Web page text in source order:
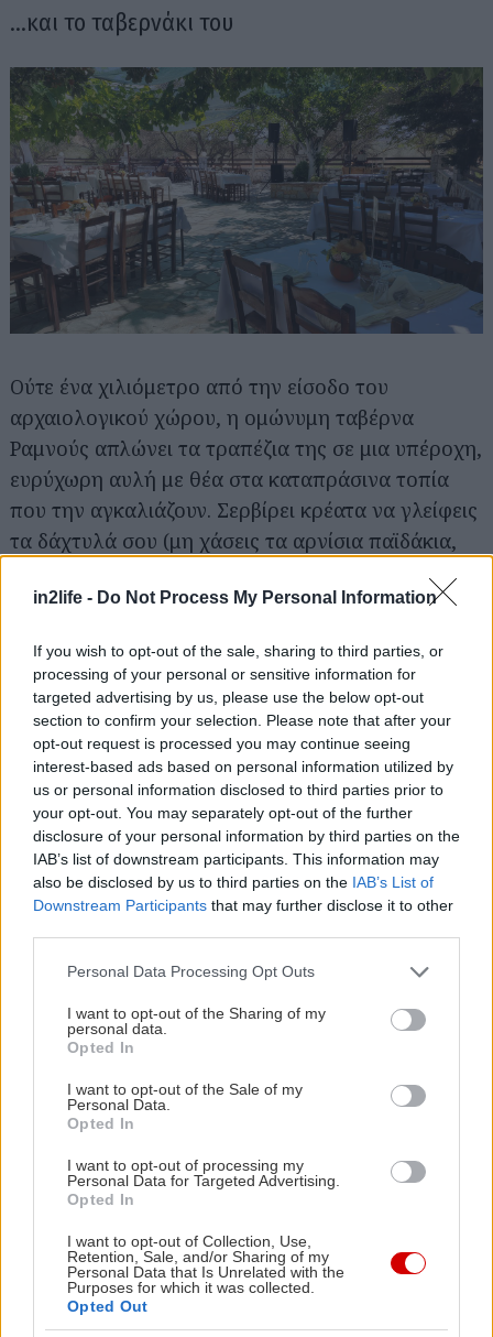
in2life - Do Not Process My Personal Information
If you wish to opt-out of the sale, sharing to third parties, or
processing of your personal or sensitive information for
targeted advertising by us, please use the below opt-out
section to confirm your selection. Please note that after your
opt-out request is processed you may continue seeing
interest-based ads based on personal information utilized by
us or personal information disclosed to third parties prior to
your opt-out. You may separately opt-out of the further
disclosure of your personal information by third parties on the
IAB’s list of downstream participants. This information may
also be disclosed by us to third parties on the IAB’s List of
Downstream Participants that may further disclose it to other
Please note that this website/app uses one or more Google
not limited to your visit or usage behaviour. You may click to
grant or deny consent to Google and its third-party tags to
use your data for below specified purposes in below Google
consent section.
Personal Data Processing Opt Outs
I want to opt-out of the Sharing of my
personal data.
Opted In
I want to opt-out of the Sale of my
Personal Data.
Opted In
I want to opt-out of processing my
Personal Data for Targeted Advertising.
Opted In
I want to opt-out of Collection, Use,
Retention, Sale, and/or Sharing of my
Personal Data that Is Unrelated with the
Purposes for which it was collected.
Opted Out
…και το ταβερνάκι του
Ούτε ένα χιλιόμετρο από την είσοδο του
αρχαιολογικού χώρου, η ομώνυμη ταβέρνα
Ραμνούς απλώνει τα τραπέζια της σε μια υπέροχη,
ευρύχωρη αυλή με θέα στα καταπράσινα τοπία
που την αγκαλιάζουν. Σερβίρει κρέατα να γλείφεις
τα δάχτυλά σου (μη χάσεις τα αρνίσια παϊδάκια,
την προβατίνα στη λαδόκολλα, το κοκορέτσι και
το κοντοσούβλι) αλλά και σπιτικά μαγειρευτά
που φτιάχνονται με πρώτες ύλες από το μποστάνι
τους. Με τα κρασιά σου και τα ωραία σου, θα
πληρώσεις γύρω στα 30€ το άτομο.
Αναλυτικά σου τα έχουμε πει εδώ -Στην
Ταβέρνα Ραμνούς για προβατίνα στη
λαδόκολλα και παϊδάκια… όπως στο χωριό
Ο Τύμβος και το Τρόπαιο της Μάχης
Στον Τύμβο του Μαραθώνα, που τον βρίσκεις στο
σκοτώθηκαν στην πρώτη μάχη με τους Πέρσες, το
490 π.Χ. Ο χωμάτινος τύμβος, που αγγίζει σε ύψος
τα 9 μέτρα, είναι επισκέψιμος καθημερινά εκτός
Τρίτης μέχρι τις 15.30, με το ενιαίο εισιτήριο των
5€ που θα βγάλεις στο Αρχαιολογικό Μουσείο.
Αν θέλεις να δεις πού ακριβώς έγινε η μάχη (όχι,
δεν ήταν εκεί που είναι ο τύμβος) θα βάλεις
πλώρη για το Τρόπαιο, το οποίο στήθηκε σε αυτό
το σημείο πολλά χρόνια μετά τη μάχη, το 460
Αναζήτηση
για...